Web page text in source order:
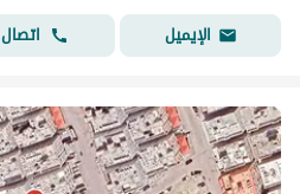
الإيميل
اتصال